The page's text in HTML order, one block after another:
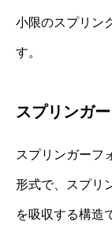
小限のスプリン
す。
スプリンガ
スプリンガーフ
形式で、スプリ
を吸収する構造